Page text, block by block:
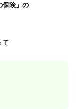
保険」の
て